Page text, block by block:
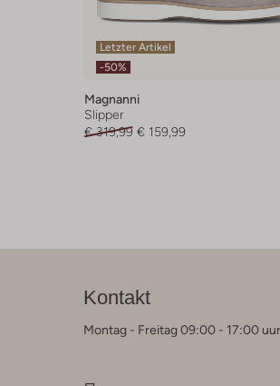
Letzter Artikel
-50%
Magnanni
Slipper
€ 319,99 € 159,99
Kontakt
Montag - Freitag 09:00 - 17:00 uur